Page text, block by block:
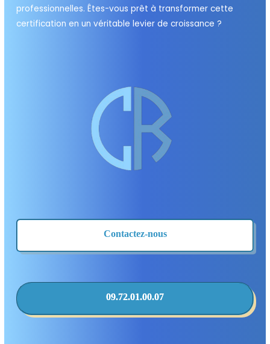
professionnelles. Êtes-vous prêt à transformer cette
certification en un véritable levier de croissance ?
Contactez-nous
09.72.01.00.07